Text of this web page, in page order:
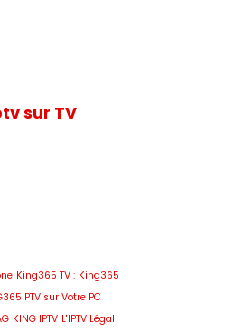
sur TV
King365 TV : King365
sur Votre PC
KING IPTV L'IPTV Légal